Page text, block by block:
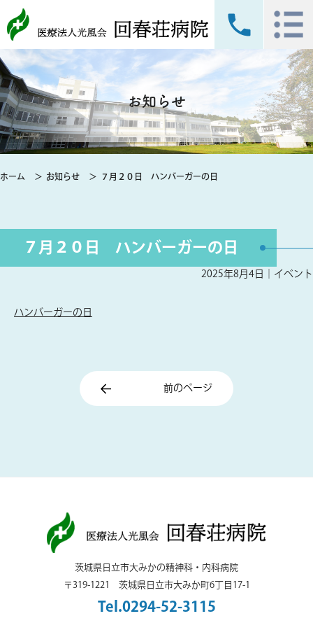
お知らせ
ホーム お知らせ ７月２０日 ハンバーガーの日
７月２０日 ハンバーガーの日
2025年8月4日｜ イベント
ハンバーガーの日
前のページ
茨城県日立市大みかの精神科・内科病院
〒319-1221 茨城県日立市大みか町6丁目17-1
Tel.0294-52-3115